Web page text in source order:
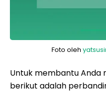
Foto oleh
Untuk membantu Anda
berikut adalah